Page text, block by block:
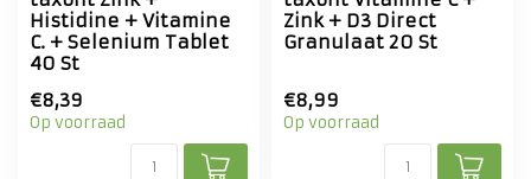
Histidine + Vitamine
C. + Selenium Tablet
40 St
€8,39
Op voorraad
Zink + D3 Direct
Granulaat 20 St
€8,99
Op voorraad